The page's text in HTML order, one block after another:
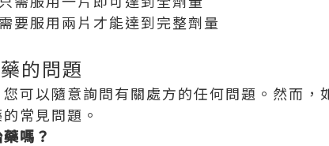
要服用兩片才能達到完整劑量
的問題
可以隨意詢問有關處方的任何問題。然而，
常見問題。
嗎？